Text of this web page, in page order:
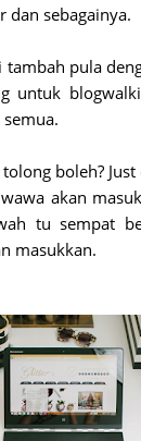
dan sebagainya.
pula
untuk
boleh?
akan
tu sempat
masukkan.